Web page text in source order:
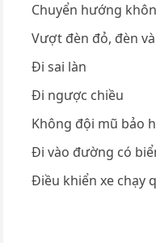
Chuyển hướng
Vượt đèn đỏ, đèn
Đi sai làn
Đi ngược chiều
Không đội mũ bảo
Đi vào đường có
Điều khiển xe chạy